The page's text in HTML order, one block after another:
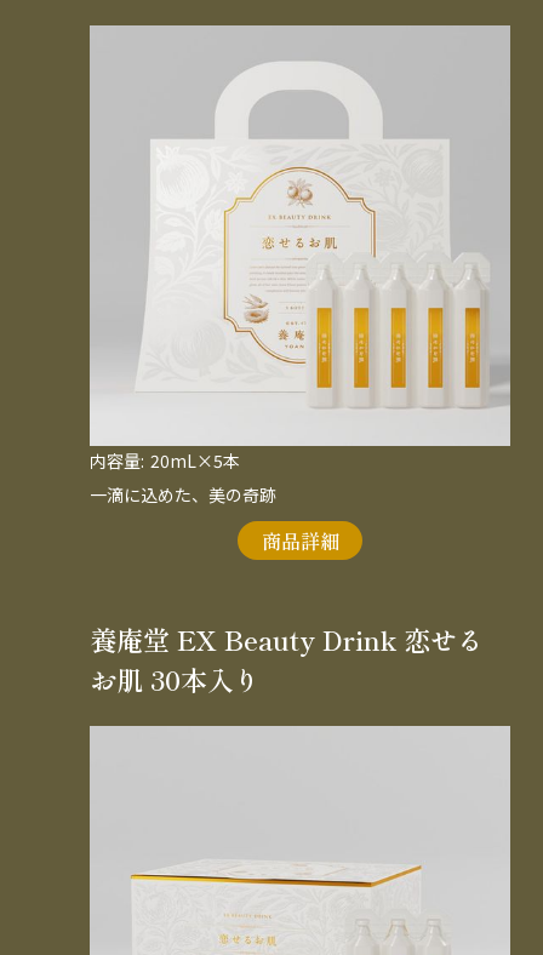
商品詳細
内容量: 20mL×5本
一滴に込めた、美の奇跡
養庵堂 EX Beauty Drink 恋せる
お肌 30本入り